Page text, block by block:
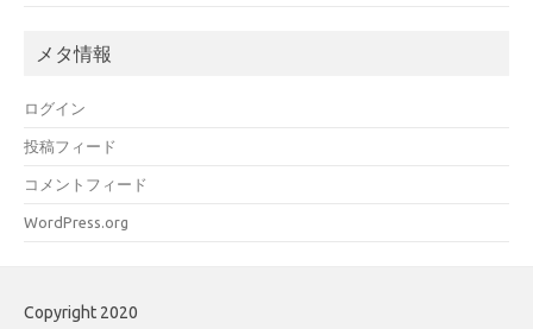
メタ情報
ログイン
投稿フィード
コメントフィード
WordPress.org
Copyright 2020